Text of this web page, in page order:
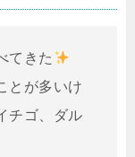
てきた
とが多いけ
チゴ、ダル